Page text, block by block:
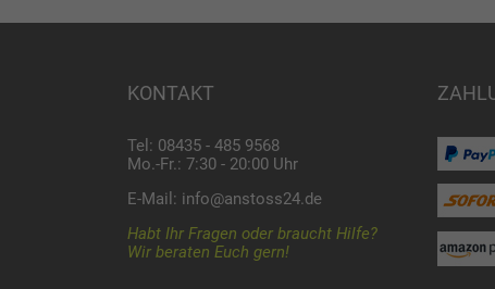
KONTAKT
Tel: 08435 - 485 9568
Mo.-Fr.: 7:30 - 20:00 Uhr
E-Mail: info@anstoss24.de
Habt Ihr Fragen oder braucht Hilfe?
Wir beraten Euch gern!